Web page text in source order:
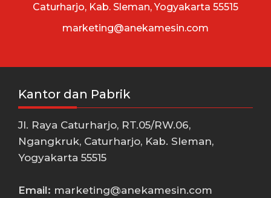
Caturharjo, Kab. Sleman, Yogyakarta 55515
marketing@anekamesin.com
Kantor dan Pabrik
Jl. Raya Caturharjo, RT.05/RW.06,
Ngangkruk, Caturharjo, Kab. Sleman,
Yogyakarta 55515
Email: marketing@anekamesin.com